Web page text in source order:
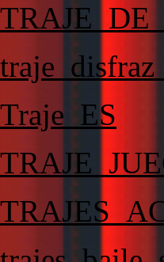
Traje_ES